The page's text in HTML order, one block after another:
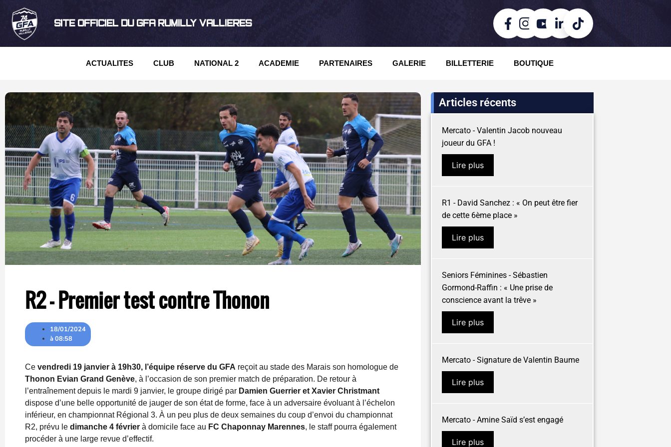
SITE OFFICIEL DU GFA RUMILLY VALLIERES
ACTUALITES CLUB NATIONAL 2 ACADEMIE PARTENAIRES GALERIE BILLETTERIE BOUTIQUE
R2 – Premier test contre Thonon
18/01/2024
à08:58
Ce vendredi 19 janvier à 19h30, l’équipe réserve du GFA reçoit au stade des Marais son homologue de
Thonon Evian Grand Genève, à l’occasion de son premier match de préparation. De retour à
l’entraînement depuis le mardi 9 janvier, le groupe dirigé par Damien Guerrier et Xavier Christmant
dispose d’une belle opportunité de jauger de son état de forme, face à un adversaire évoluant à l’échelon
inférieur, en championnat Régional 3. À un peu plus de deux semaines du coup d’envoi du championnat
R2, prévu le dimanche 4 février à domicile face au FC Chaponnay Marennes, le staff pourra également
procéder à une large revue d’effectif.
Articles récents
Mercato - Valentin Jacob nouveau
joueur du GFA !
Lire plus
R1 - David Sanchez : « On peut être fier
de cette 6ème place »
Lire plus
Seniors Féminines - Sébastien
Gormond-Raffin : « Une prise de
conscience avant la trêve »
Lire plus
Mercato - Signature de Valentin Baume
Lire plus
Mercato - Amine Saïd s’est engagé
Lire plus